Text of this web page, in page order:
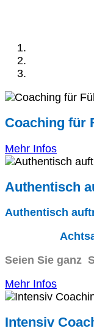
Coaching für
Mehr Infos
Authentisch
Authentisch
Seien Sie ganz
Mehr Infos
Intensiv